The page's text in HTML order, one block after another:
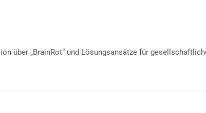
über „BrainRot“ und Lösungsansätze für